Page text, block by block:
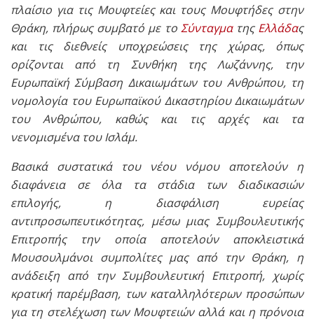
πλαίσιο για τις Μουφτείες και τους Μουφτήδες στην
Θράκη, πλήρως συμβατό με το Σύνταγματης Ελλάδας
και τις διεθνείς υποχρεώσεις της χώρας, όπως
ορίζονται από τη Συνθήκη της Λωζάννης, την
Ευρωπαϊκή Σύμβαση Δικαιωμάτων του Ανθρώπου, τη
νομολογία του Ευρωπαϊκού Δικαστηρίου Δικαιωμάτων
του Ανθρώπου, καθώς και τις αρχές και τα
νενομισμένα του Ισλάμ.
Βασικά συστατικά του νέου νόμου αποτελούν η
διαφάνεια σε όλα τα στάδια των διαδικασιών
επιλογής, η διασφάλιση ευρείας
αντιπροσωπευτικότητας, μέσω μιας Συμβουλευτικής
Επιτροπής την οποία αποτελούν αποκλειστικά
Μουσουλμάνοι συμπολίτες μας από την Θράκη, η
ανάδειξη από την Συμβουλευτική Επιτροπή, χωρίς
κρατική παρέμβαση, των καταλληλότερων προσώπων
για τη στελέχωση των Μουφτειών αλλά και η πρόνοια